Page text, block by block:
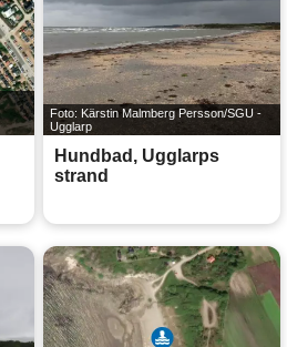
Foto: Kärstin Malmberg Persson/SGU -
Ugglarp
Hundbad, Ugglarps
strand